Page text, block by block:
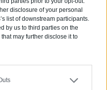
disclosure of your personal
list of downstream participants.
by us to third parties on the
that may further disclose it to
venu chez nous.
un grand merci pour leur
leur sérieux. Jean Luc
est une belle personne,
très belle équipe avec du
vous hésitez, contacter
vous avez fait l année